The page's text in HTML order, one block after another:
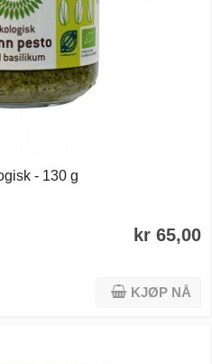
- 130 g
kr 65,00
KJØP NÅ